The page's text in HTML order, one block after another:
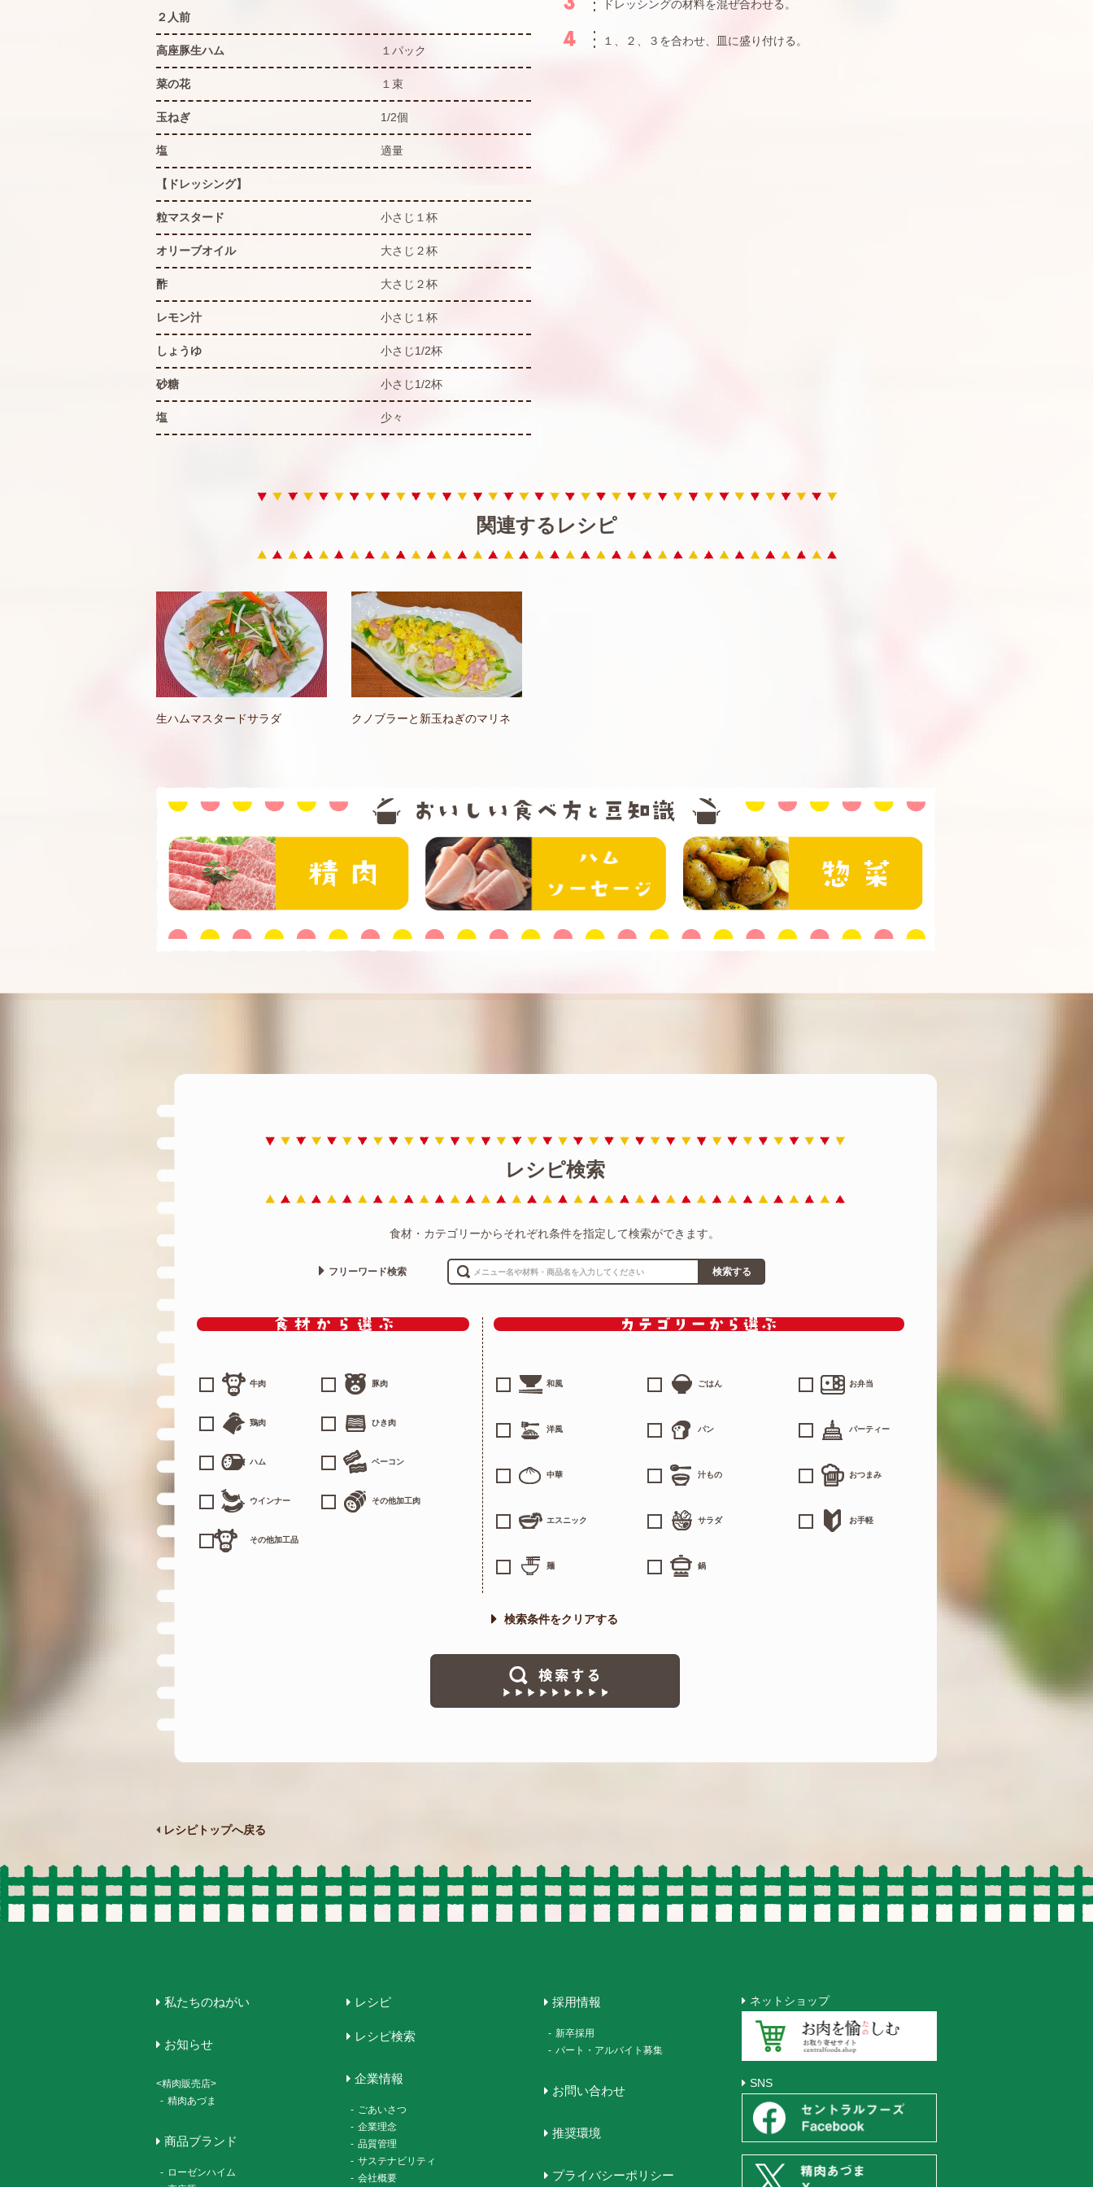
２人前
高座豚生ハム １パック
菜の花 １束
玉ねぎ 1/2個
塩 適量
【ドレッシング】
粒マスタード 小さじ１杯
オリーブオイル 大さじ２杯
酢 大さじ２杯
レモン汁 小さじ１杯
しょうゆ 小さじ1/2杯
砂糖 小さじ1/2杯
塩 少々
ドレッシングの材料を混ぜ合わせる。
１、２、３を合わせ、皿に盛り付ける。
関連するレシピ
生ハムマスタードサラダ クノブラーと新玉ねぎのマリネ
精肉 ハム・ソーセージ
レシピ検索
食材・カテゴリーからそれぞれ条件を指定して検索ができます。
フリーワード検索 検索する
牛肉 豚肉
鶏肉 ひき肉
ハム ベーコン
ウインナー その他加工肉
その他加工品
和風
洋風
中華
エスニック
麺
ごはん
パン
汁もの
サラダ
鍋
お弁当
パーティー
おつまみ
お手軽
検索条件をクリアする
レシピトップへ戻る
ネットショップ
SNS
私たちのねがい
お知らせ
<精肉販売店>
- 精肉あづま
商品ブランド
- ローゼンハイム
レシピ
レシピ検索
企業情報
- ごあいさつ
- 企業理念
- 品質管理
- サステナビリティ
- 会社概要
採用情報
- 新卒採用
- パート・アルバイト募集
お問い合わせ
推奨環境
プライバシーポリシー